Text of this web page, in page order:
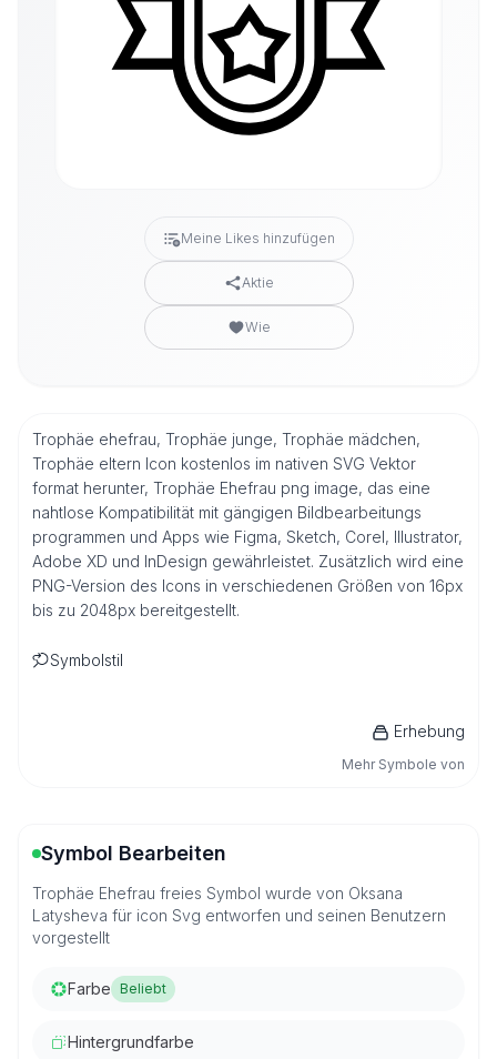
Meine Likes hinzufügen
Aktie
Wie
Trophäe ehefrau, Trophäe junge, Trophäe mädchen,
Trophäe eltern Icon kostenlos im nativen SVG Vektor
format herunter, Trophäe Ehefrau png image, das eine
nahtlose Kompatibilität mit gängigen Bildbearbeitungs
programmen und Apps wie Figma, Sketch, Corel, Illustrator,
Adobe XD und InDesign gewährleistet. Zusätzlich wird eine
PNG-Version des Icons in verschiedenen Größen von 16px
bis zu 2048px bereitgestellt.
Symbolstil
Erhebung
Mehr Symbole von
Symbol Bearbeiten
Trophäe Ehefrau freies Symbol wurde von Oksana
Latysheva für icon Svg entworfen und seinen Benutzern
vorgestellt
Farbe Beliebt
Hintergrundfarbe